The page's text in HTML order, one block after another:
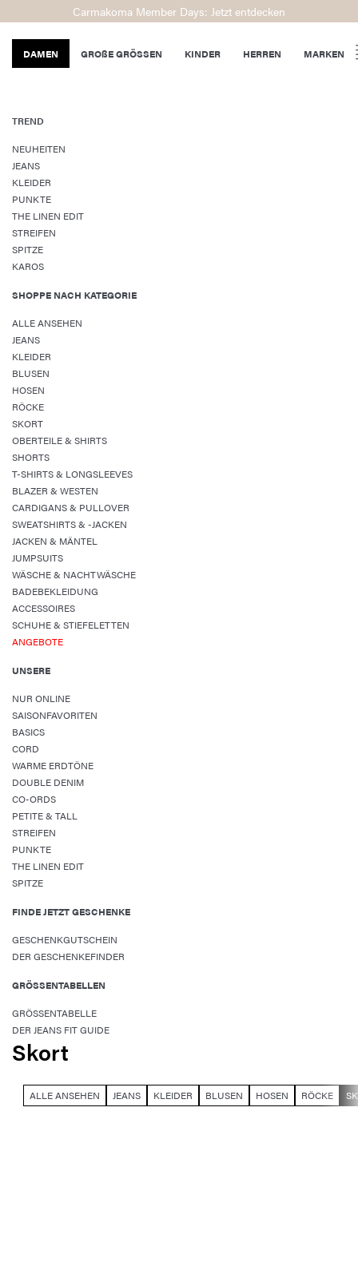
Carmakoma Member Days: Jetzt entdecken
DAMEN GROßE GRÖSSEN KINDER HERREN MARKEN
TREND
NEUHEITEN
JEANS
KLEIDER
PUNKTE
THE LINEN EDIT
STREIFEN
SPITZE
KAROS
SHOPPE NACH KATEGORIE
ALLE ANSEHEN
JEANS
KLEIDER
BLUSEN
HOSEN
RÖCKE
SKORT
OBERTEILE & SHIRTS
SHORTS
T-SHIRTS & LONGSLEEVES
BLAZER & WESTEN
CARDIGANS & PULLOVER
SWEATSHIRTS & -JACKEN
JACKEN & MÄNTEL
JUMPSUITS
WÄSCHE & NACHTWÄSCHE
BADEBEKLEIDUNG
ACCESSOIRES
SCHUHE & STIEFELETTEN
ANGEBOTE
UNSERE
NUR ONLINE
SAISONFAVORITEN
BASICS
CORD
WARME ERDTÖNE
DOUBLE DENIM
CO-ORDS
PETITE & TALL
STREIFEN
PUNKTE
THE LINEN EDIT
SPITZE
FINDE JETZT GESCHENKE
GESCHENKGUTSCHEIN
DER GESCHENKEFINDER
GRÖSSENTABELLEN
GRÖSSENTABELLE
DER JEANS FIT GUIDE
Skort
ALLE ANSEHEN JEANS KLEIDER BLUSEN HOSEN RÖCKE